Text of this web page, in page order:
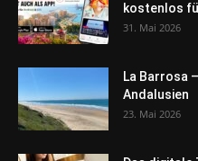
kostenlos
31. Mai 2026
La Barrosa
Andalusien
23. Mai 2026